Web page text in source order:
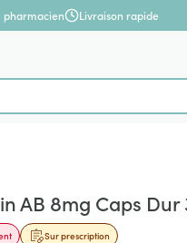
pharmacien Livraison rapide
AB 8mg Caps Dur
Sur prescription